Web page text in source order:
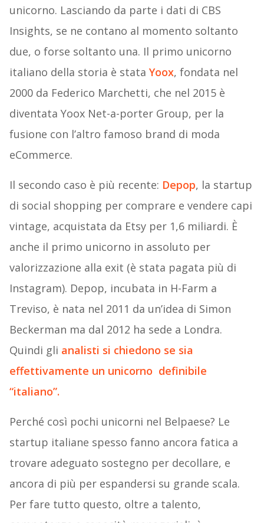
unicorno. Lasciando da parte i dati di CBS
Insights, se ne contano al momento soltanto
due, o forse soltanto una. Il primo unicorno
italiano della storia è stata Yoox, fondata nel
2000 da Federico Marchetti, che nel 2015 è
diventata Yoox Net-a-porter Group, per la
fusione con l’altro famoso brand di moda
eCommerce.
Il secondo caso è più recente: Depop, la startup
di social shopping per comprare e vendere capi
vintage, acquistata da Etsy per 1,6 miliardi. È
anche il primo unicorno in assoluto per
valorizzazione alla exit (è stata pagata più di
Instagram). Depop, incubata in H-Farm a
Treviso, è nata nel 2011 da un’idea di Simon
Beckerman ma dal 2012 ha sede a Londra.
Quindi gli analisti si chiedono se sia
effettivamente un unicorno definibile
“italiano”.
Perché così pochi unicorni nel Belpaese? Le
startup italiane spesso fanno ancora fatica a
trovare adeguato sostegno per decollare, e
ancora di più per espandersi su grande scala.
Per fare tutto questo, oltre a talento,